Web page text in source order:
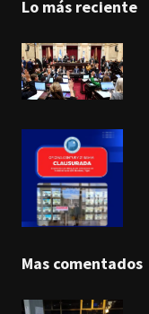
Lo más reciente
Mas comentados